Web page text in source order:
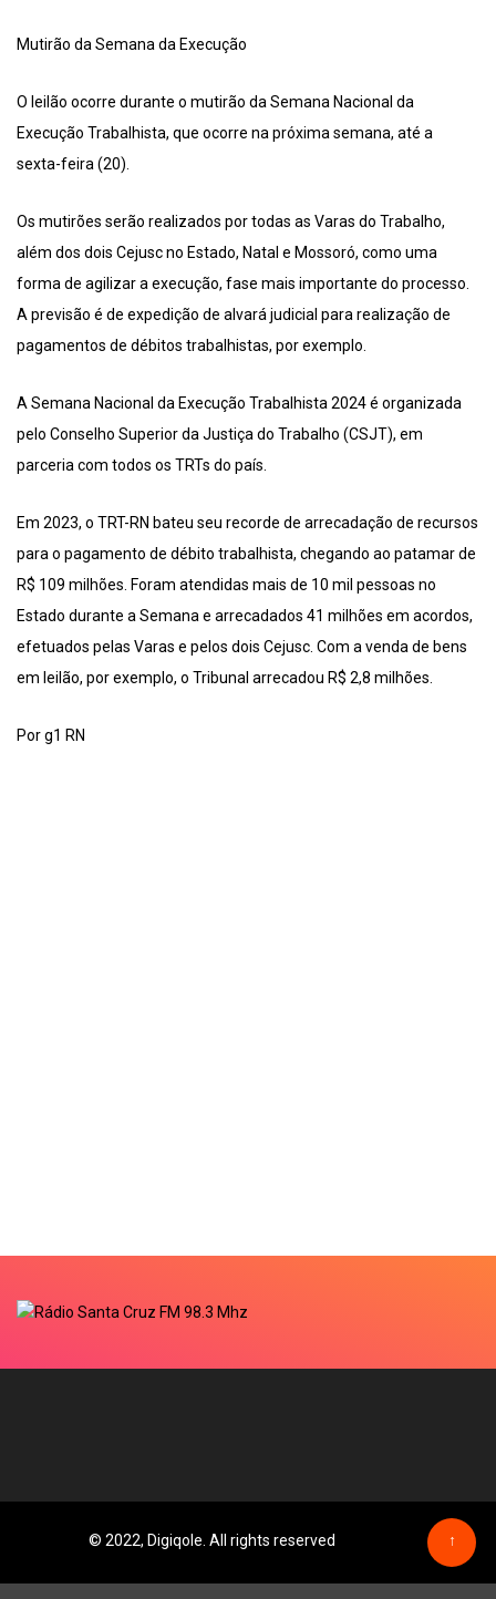
Mutirão da Semana da Execução
O leilão ocorre durante o mutirão da Semana Nacional da
Execução Trabalhista, que ocorre na próxima semana, até a
sexta-feira (20).
Os mutirões serão realizados por todas as Varas do Trabalho,
além dos dois Cejusc no Estado, Natal e Mossoró, como uma
forma de agilizar a execução, fase mais importante do processo.
A previsão é de expedição de alvará judicial para realização de
pagamentos de débitos trabalhistas, por exemplo.
A Semana Nacional da Execução Trabalhista 2024 é organizada
pelo Conselho Superior da Justiça do Trabalho (CSJT), em
parceria com todos os TRTs do país.
Em 2023, o TRT-RN bateu seu recorde de arrecadação de recursos
para o pagamento de débito trabalhista, chegando ao patamar de
R$ 109 milhões. Foram atendidas mais de 10 mil pessoas no
Estado durante a Semana e arrecadados 41 milhões em acordos,
efetuados pelas Varas e pelos dois Cejusc. Com a venda de bens
em leilão, por exemplo, o Tribunal arrecadou R$ 2,8 milhões.
Por g1 RN
© 2022, Digiqole. All rights reserved ↑